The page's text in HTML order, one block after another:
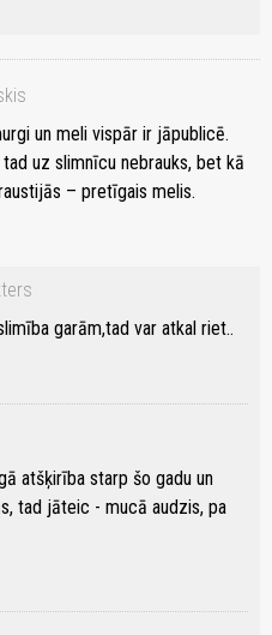
un meli vispār ir jāpublicē.
uz slimnīcu nebrauks, bet kā
– pretīgais melis.
garām,tad var atkal riet..
atšķirība starp šo gadu un
tad jāteic - mucā audzis, pa